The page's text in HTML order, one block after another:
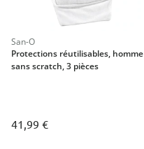
San-O
Protections réutilisables, homme
sans scratch, 3 pièces
41,99 €